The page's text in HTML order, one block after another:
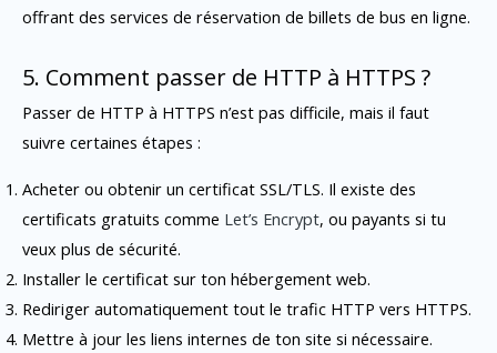
offrant des services de réservation de billets de bus en ligne.
5. Comment passer de HTTP à HTTPS ?
Passer de HTTP à HTTPS n’est pas difficile, mais il faut
suivre certaines étapes :
Acheter ou obtenir un certificat SSL/TLS. Il existe des
certificats gratuits comme Let’s Encrypt, ou payants si tu
veux plus de sécurité.
Installer le certificat sur ton hébergement web.
Rediriger automatiquement tout le trafic HTTP vers HTTPS.
Mettre à jour les liens internes de ton site si nécessaire.